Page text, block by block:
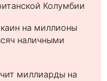
Колумбии
на миллионы
наличными
миллиарды на